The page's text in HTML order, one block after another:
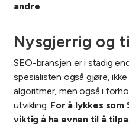
andre .
Nysgjerrig og
SEO-bransjen er i stadig
spesialisten også gjøre,
algoritmer, men også i
utvikling. For å lykkes
viktig å ha evnen til å